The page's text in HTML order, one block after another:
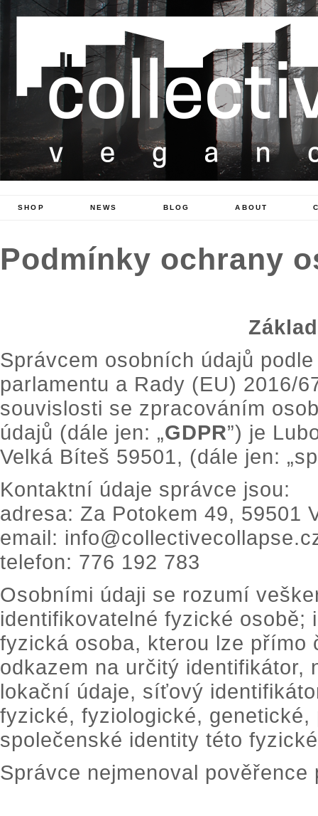
SHOP NEWS BLOG ABOUT
Podmínky ochrany
Správcem osobních údajů
parlamentu a Rady (EU) 2016/
souvislosti se zpracováním
údajů (dále jen: „GDPR”) je
Velká Bíteš 59501, (dále jen:
Kontaktní údaje správce jsou:
adresa: Za Potokem 49, 59501
email:
telefon: 776 192 783
Osobními údaji se rozumí
identifikovatelné fyzické osobě;
fyzická osoba, kterou lze přímo
odkazem na určitý
lokační údaje, síťový
fyzické, fyziologické,
společenské identity této
Správce nejmenoval